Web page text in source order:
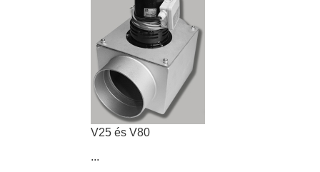
V25 és V80
...